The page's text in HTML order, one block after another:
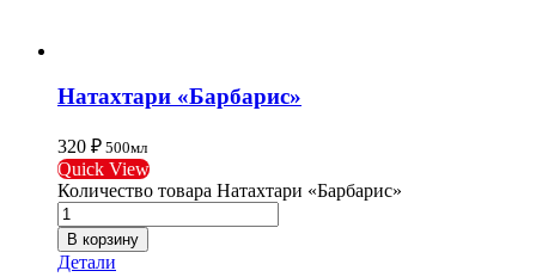
Натахтари «Барбарис»
320 ₽ 500мл
Quick View
Количество товара Натахтари «Барбарис»
В корзину
Детали